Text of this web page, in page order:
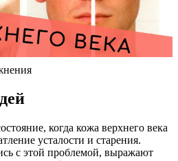
когда кожа верхнего века
усталости и старения.
с этой проблемой, выражают